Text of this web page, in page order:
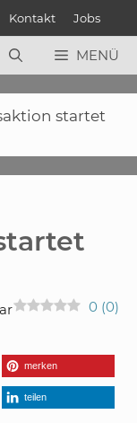
Kontakt Jobs
MENÜ
startet
0 (0)
merken
teilen